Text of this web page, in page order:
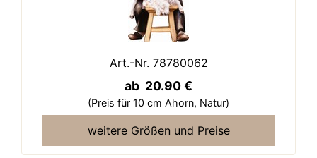
Art.-Nr. 78780062
ab 20.90 €
(Preis für 10 cm Ahorn, Natur)
weitere Größen und Preise